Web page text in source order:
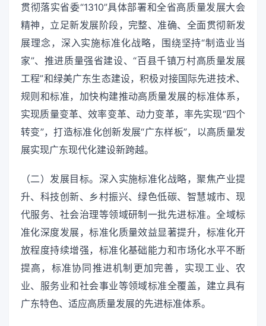
贯彻落实省委“1310”具体部署和全省高质量发展大会
精神，立足新发展阶段，完整、准确、全面贯彻新发
展理念，深入实施标准化战略，围绕坚持“制造业当
家”、推进质量强省建设、“百县千镇万村高质量发展
工程”和绿美广东生态建设，积极对接国际先进技术、
规则和标准，加快构建推动高质量发展的标准体系，
实现质量变革、效率变革、动力变革，率先实现“四个
转变”，打造标准化创新发展“广东样板”，以高质量发
展实现广东现代化建设新跨越。
（二）发展目标。深入实施标准化战略，聚焦产业提
升、科技创新、乡村振兴、绿色低碳、智慧城市、现
代服务、社会治理等领域研制一批先进标准。全域标
准化深度发展，标准化质量效益显著提升，标准化开
放程度持续增强，标准化基础能力和市场化水平不断
提高，标准协同推进机制更加完善，实现工业、农
业、服务业和社会事业等领域标准全覆盖，建立具有
广东特色、适应高质量发展的先进标准体系。